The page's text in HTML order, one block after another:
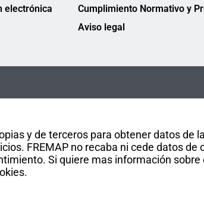
y de terceros para obtener datos de
FREMAP no recaba ni cede datos de
Si quiere mas información sobre
electrónica
Cumplimiento Normativo y
Aviso legal